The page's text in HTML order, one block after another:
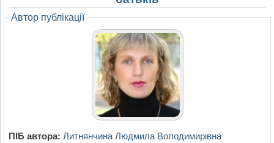
Автор публікації
ПІБ автора: Литнянчина Людмила Володимирівна